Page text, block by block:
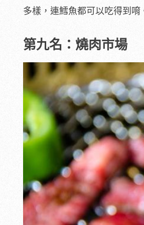
多樣，連鱈魚都可以吃得到唷
第九名：燒肉市場